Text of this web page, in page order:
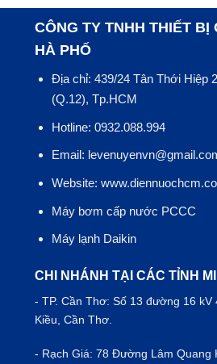
CÔNG TY TNHH THIẾT BỊ
HÀ PHỐ
Địa chỉ: 439/24 Tân Thới Hiệp
(Q.12), Tp.HCM
Hotline: 0932.088.994
Email:
Website:
Máy bơm cấp nước PCCC
Máy lạnh Daikin
CHI NHÁNH TẠI CÁC TỈNH
- TP.Cần Thơ: Số 13 đường 16 kV
Kiều, Cần Thơ.
- Rạch Giá: 78 Đường Lâm Quang